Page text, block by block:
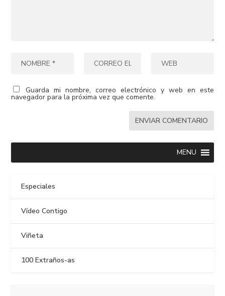
Guarda mi nombre, correo electrónico y web en este
navegador para la próxima vez que comente.
MENU
Especiales
Vídeo Contigo
Viñeta
100 Extraños-as